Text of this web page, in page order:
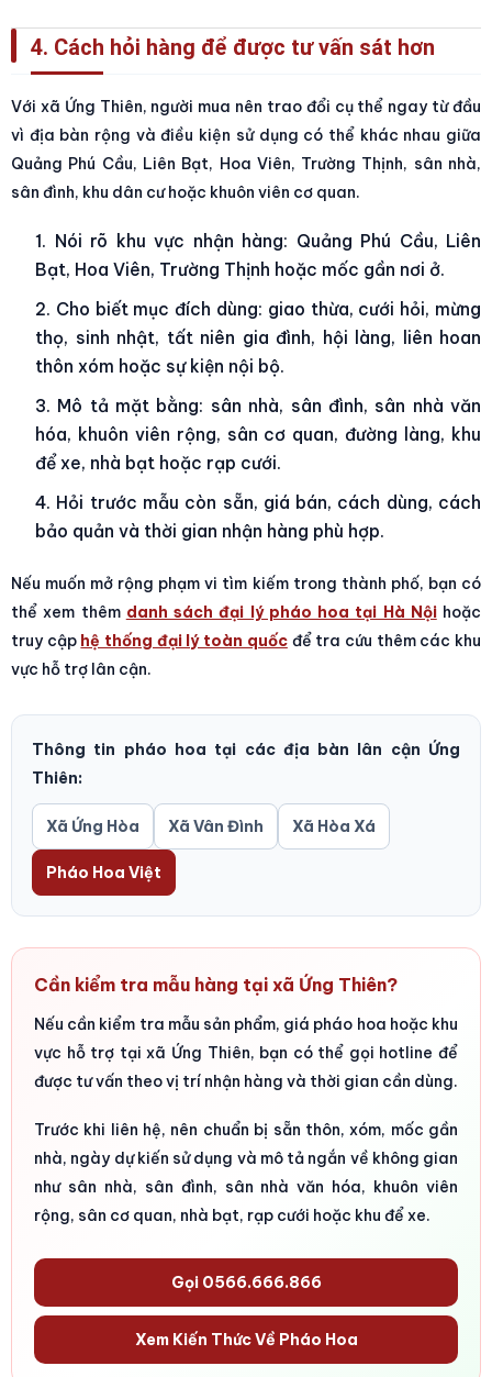
4. Cách hỏi hàng để được tư vấn sát hơn
Với xã Ứng Thiên, người mua nên trao đổi cụ thể ngay từ đầu
vì địa bàn rộng và điều kiện sử dụng có thể khác nhau giữa
Quảng Phú Cầu, Liên Bạt, Hoa Viên, Trường Thịnh, sân nhà,
sân đình, khu dân cư hoặc khuôn viên cơ quan.
Nói rõ khu vực nhận hàng: Quảng Phú Cầu, Liên
Bạt, Hoa Viên, Trường Thịnh hoặc mốc gần nơi ở.
Cho biết mục đích dùng: giao thừa, cưới hỏi, mừng
thọ, sinh nhật, tất niên gia đình, hội làng, liên hoan
thôn xóm hoặc sự kiện nội bộ.
Mô tả mặt bằng: sân nhà, sân đình, sân nhà văn
hóa, khuôn viên rộng, sân cơ quan, đường làng, khu
để xe, nhà bạt hoặc rạp cưới.
Hỏi trước mẫu còn sẵn, giá bán, cách dùng, cách
bảo quản và thời gian nhận hàng phù hợp.
Nếu muốn mở rộng phạm vi tìm kiếm trong thành phố, bạn có
thể xem thêm danh sách đại lý pháo hoa tại Hà Nộihoặc
truy cập hệ thống đại lý toàn quốcđể tra cứu thêm các khu
vực hỗ trợ lân cận.
Thông tin pháo hoa tại các địa bàn lân cận Ứng
Thiên:
Xã Ứng Hòa Xã Vân Đình Xã Hòa Xá
Pháo Hoa Việt
Cần kiểm tra mẫu hàng tại xã Ứng Thiên?
Nếu cần kiểm tra mẫu sản phẩm, giá pháo hoa hoặc khu
vực hỗ trợ tại xã Ứng Thiên, bạn có thể gọi hotline để
được tư vấn theo vị trí nhận hàng và thời gian cần dùng.
Trước khi liên hệ, nên chuẩn bị sẵn thôn, xóm, mốc gần
nhà, ngày dự kiến sử dụng và mô tả ngắn về không gian
như sân nhà, sân đình, sân nhà văn hóa, khuôn viên
rộng, sân cơ quan, nhà bạt, rạp cưới hoặc khu để xe.
Gọi 0566.666.866
Xem Kiến Thức Về Pháo Hoa